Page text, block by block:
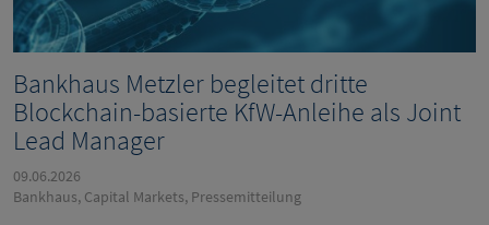
Bankhaus Metzler begleitet dritte
Blockchain-basierte KfW-Anleihe als Joint
Lead Manager
09.06.2026
Bankhaus, Capital Markets, Pressemitteilung